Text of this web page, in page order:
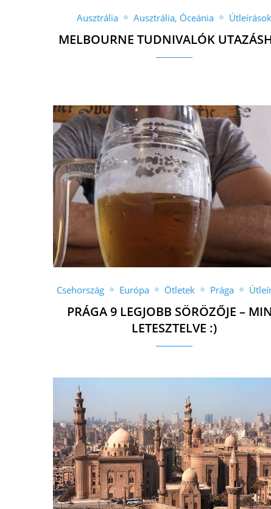
Ausztrália Ausztrália, Óceánia Útleírások
MELBOURNE TUDNIVALÓK
Csehország Európa Ötletek Prága
PRÁGA 9 LEGJOBB SÖRÖZŐJE –
LETESZTELVE :)